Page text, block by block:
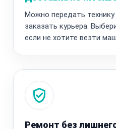
Можно передать
заказать курьера.
если не хотите везти
Ремонт без